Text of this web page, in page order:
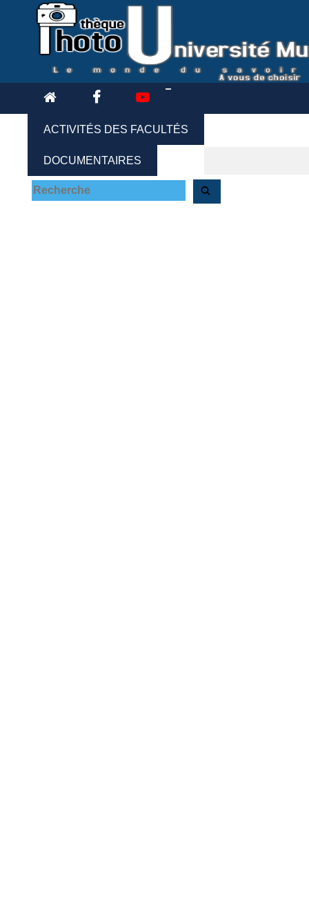
ACTIVITÉS DES FACULTÉS
DOCUMENTAIRES